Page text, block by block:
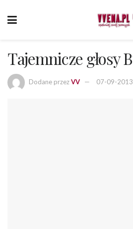
Tajemnicze głosy
Dodane przezVV 07-09-2013